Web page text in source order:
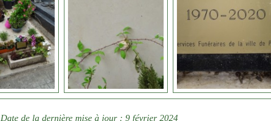
Date de la dernière mise à jour : 9 février 2024